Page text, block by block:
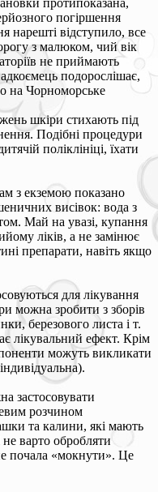
погіршення
нарешті відступило, все
з малюком, чий вік
не приймають
подорослішає,
на Чорноморське
шкіри стихають під
Подібні процедури
поліклініці, їхати
з екземою показано
висівок: вода з
Май на увазі, купання
ліків, а не замінює
препарати, навіть якщо
для лікування
можна зробити з зборів
березового листа і т.
лікувальний ефект. Крім
можуть викликати
застосовувати
розчином
та калини, які мають
варто обробляти
почала «мокнути». Це